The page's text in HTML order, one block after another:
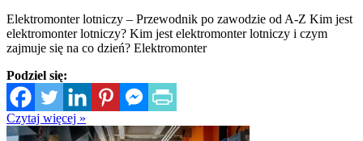
Elektromonter lotniczy – Przewodnik po zawodzie od A-Z Kim jest
elektromonter lotniczy? Kim jest elektromonter lotniczy i czym
zajmuje się na co dzień? Elektromonter
Podziel się:
Czytaj więcej »